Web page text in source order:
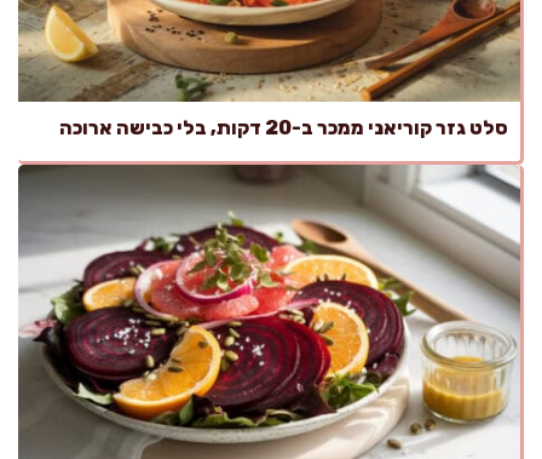
סלט גזר קוריאני ממכר ב-20 דקות, בלי כבישה ארוכה